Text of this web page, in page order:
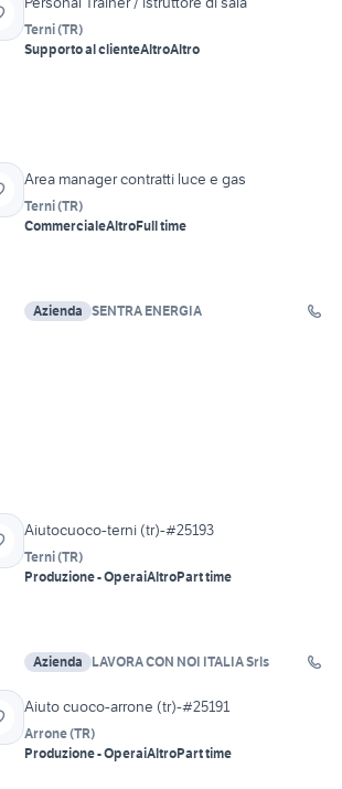
Terni(TR)
Supporto al clienteAltroAltro
Area manager contratti luce e gas
Terni(TR)
CommercialeAltroFull time
Azienda SENTRA ENERGIA
Aiutocuoco-terni (tr)-#25193
Terni(TR)
Produzione - OperaiAltroPart time
Azienda LAVORA CON NOI ITALIA Srls
Aiuto cuoco-arrone (tr)-#25191
Arrone(TR)
Produzione - OperaiAltroPart time